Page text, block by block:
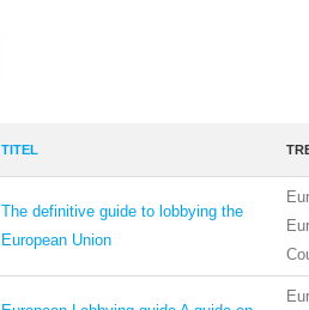
TITEL
The definitive guide to lobbying the
European Union